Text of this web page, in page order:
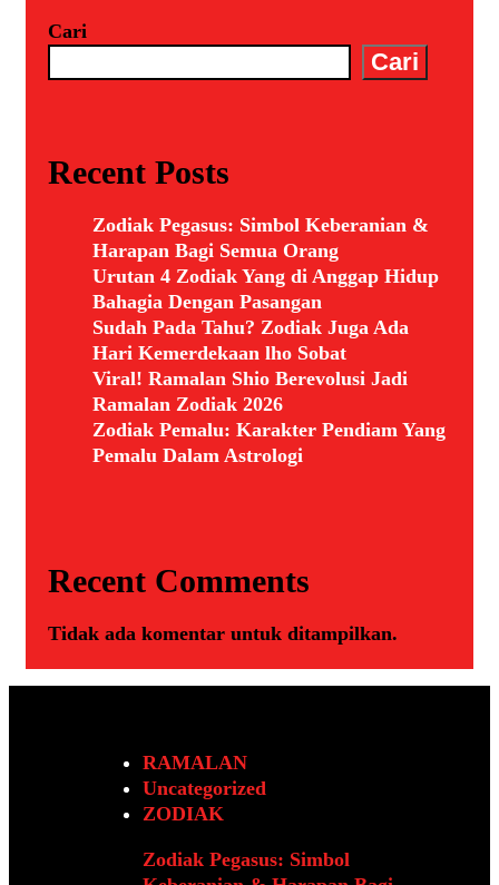
Cari
Cari
Recent Posts
Zodiak Pegasus: Simbol Keberanian &
Harapan Bagi Semua Orang
Urutan 4 Zodiak Yang di Anggap Hidup
Bahagia Dengan Pasangan
Sudah Pada Tahu? Zodiak Juga Ada
Hari Kemerdekaan lho Sobat
Viral! Ramalan Shio Berevolusi Jadi
Ramalan Zodiak 2026
Zodiak Pemalu: Karakter Pendiam Yang
Pemalu Dalam Astrologi
Recent Comments
Tidak ada komentar untuk ditampilkan.
RAMALAN
Uncategorized
ZODIAK
Zodiak Pegasus: Simbol